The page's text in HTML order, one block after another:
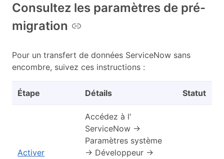
Consultez les paramètres de pré-
migration
Pour un transfert de données ServiceNow sans
encombre, suivez ces instructions :
Étape Détails Statut
Activer
Accédez à l'
ServiceNow →
Paramètres système
→ Développeur →